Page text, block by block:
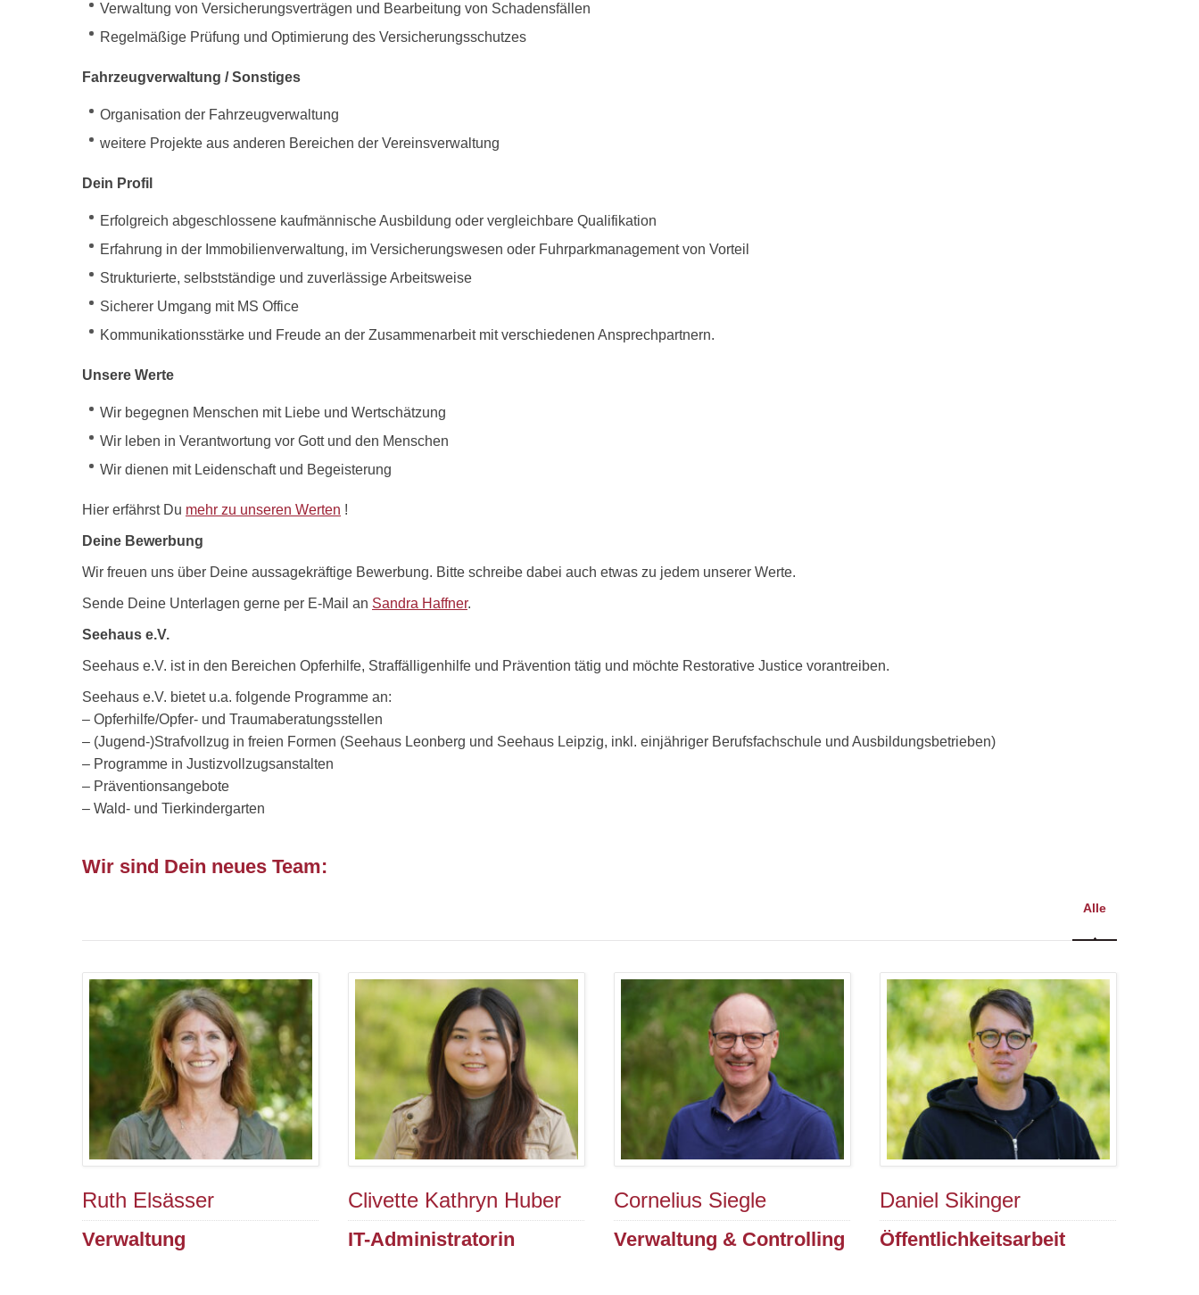
Verwaltung von Versicherungsverträgen und Bearbeitung von Schadensfällen
Regelmäßige Prüfung und Optimierung des Versicherungsschutzes
Fahrzeugverwaltung / Sonstiges
Organisation der Fahrzeugverwaltung
weitere Projekte aus anderen Bereichen der Vereinsverwaltung
Dein Profil
Erfolgreich abgeschlossene kaufmännische Ausbildung oder vergleichbare Qualifikation
Erfahrung in der Immobilienverwaltung, im Versicherungswesen oder Fuhrparkmanagement von Vorteil
Strukturierte, selbstständige und zuverlässige Arbeitsweise
Sicherer Umgang mit MS Office
Kommunikationsstärke und Freude an der Zusammenarbeit mit verschiedenen Ansprechpartnern.
Unsere Werte
Wir begegnen Menschen mit Liebe und Wertschätzung
Wir leben in Verantwortung vor Gott und den Menschen
Wir dienen mit Leidenschaft und Begeisterung
Hier erfährst Du mehr zu unseren Werten !
Deine Bewerbung
Wir freuen uns über Deine aussagekräftige Bewerbung. Bitte schreibe dabei auch etwas zu jedem unserer Werte.
Sende Deine Unterlagen gerne per E-Mail an Sandra Haffner.
Seehaus e.V.
Seehaus e.V. ist in den Bereichen Opferhilfe, Straffälligenhilfe und Prävention tätig und möchte Restorative Justice vorantreiben.
Seehaus e.V. bietet u.a. folgende Programme an:
– Opferhilfe/Opfer- und Traumaberatungsstellen
– (Jugend-)Strafvollzug in freien Formen (Seehaus Leonberg und Seehaus Leipzig, inkl. einjähriger Berufsfachschule und Ausbildungsbetrieben)
– Programme in Justizvollzugsanstalten
– Präventionsangebote
– Wald- und Tierkindergarten
Wir sind Dein neues Team:
Alle
Ruth Elsässer
Verwaltung
Clivette Kathryn Huber
IT-Administratorin
Cornelius Siegle
Verwaltung & Controlling
Daniel Sikinger
Öffentlichkeitsarbeit